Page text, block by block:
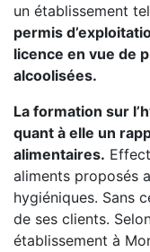
un établissement
permis
licence en vue de
alcoolisées.
La formation sur
quant à elle un
alimentaires.
aliments proposés
hygiéniques. Sans
de ses clients.
établissement à